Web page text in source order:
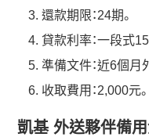
還款期限：24期。
貸款利率：一段式
準備文件：近6個月
收取費用：2,000元。
凱基 外送夥伴備